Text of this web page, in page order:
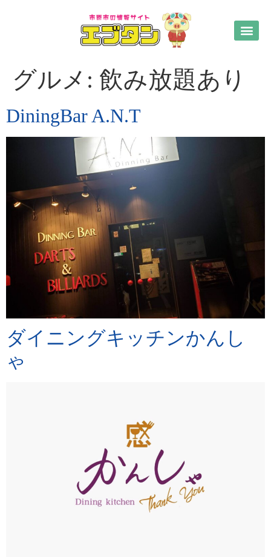
グルメ: 飲み放題あり
DiningBar A.N.T
ダイニングキッチンかんし
ゃ